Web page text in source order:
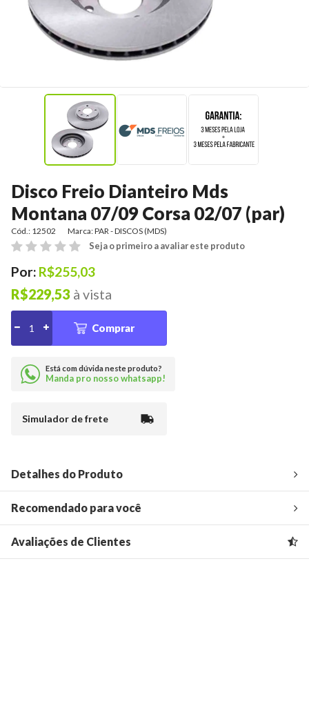
Disco Freio Dianteiro Mds
Montana 07/09 Corsa 02/07 (par)
Cód.: 12502 Marca:PAR - DISCOS (MDS)
Seja o primeiro a avaliar este produto
Por: R$255,03
à vista
R$229,53
Comprar
Está com dúvida neste produto?
Manda pro nosso whatsapp!
Simulador de frete
Detalhes do Produto
Recomendado para você
Avaliações de Clientes